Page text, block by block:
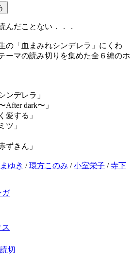
んだことない．．．
の「血まみれシンデレラ」にくわ
ーマの読み切りを集めた全６編のホ
ンデレラ」
dark〜」
愛する」
ツ」
ずきん」
ゆき /環方このみ /小室栄子 /寺下
ガ
切